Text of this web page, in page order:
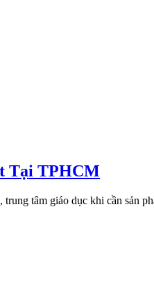
Tại TPHCM
tâm giáo dục khi cần sản